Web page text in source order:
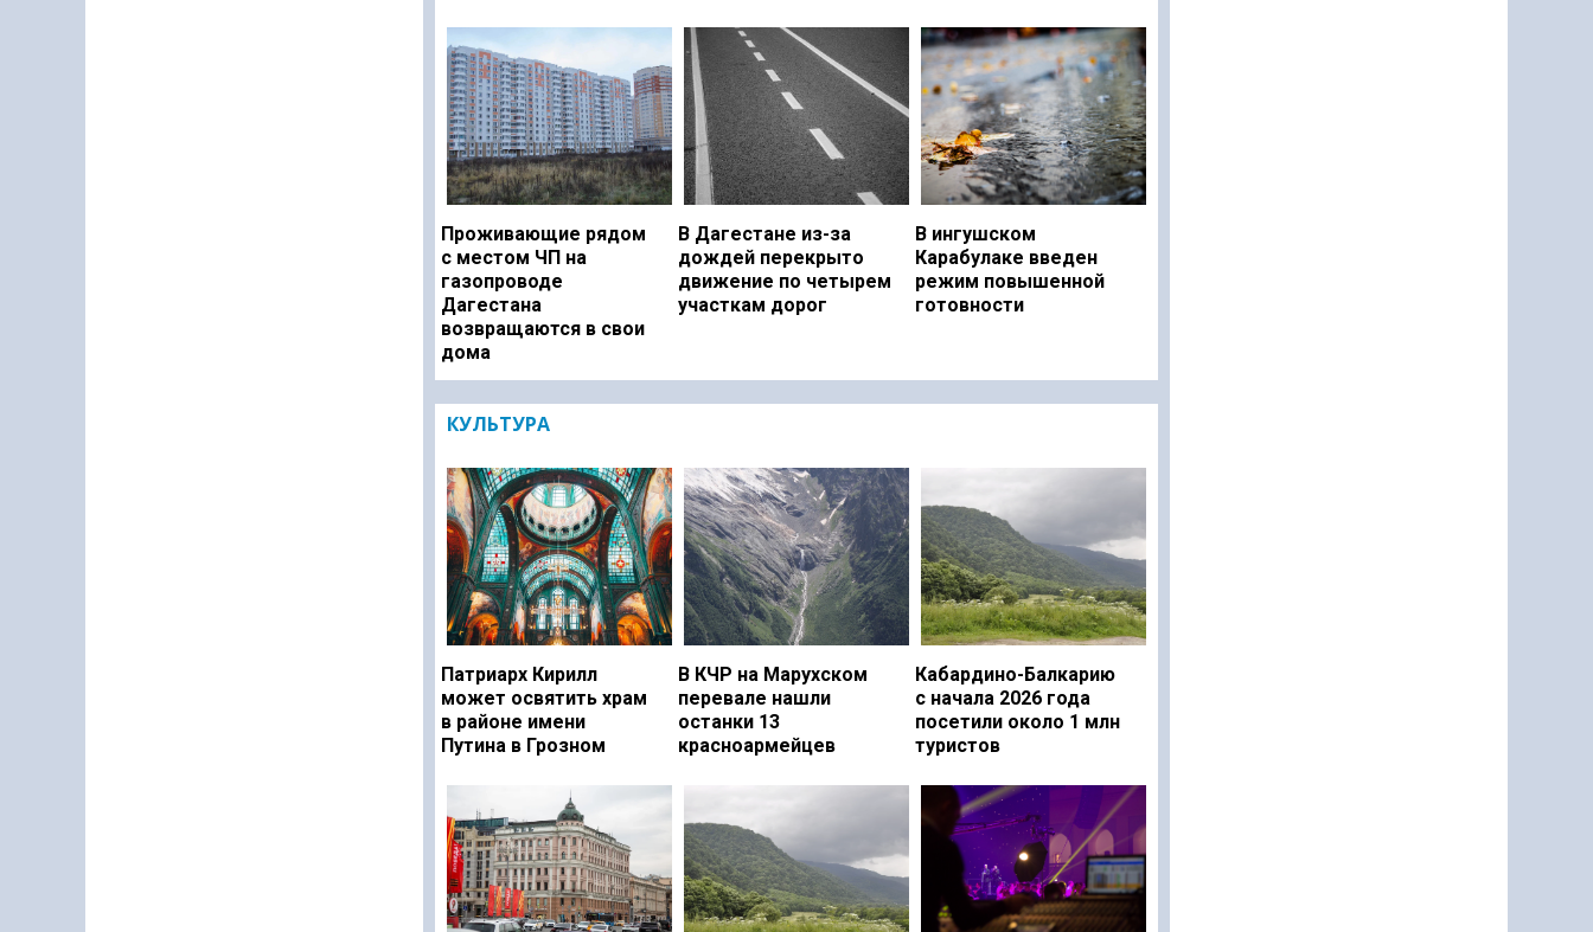
Проживающие рядом
с местом ЧП на
газопроводе
Дагестана
возвращаются в свои
дома
В Дагестане из-за
дождей перекрыто
движение по четырем
участкам дорог
В ингушском
Карабулаке введен
режим повышенной
готовности
КУЛЬТУРА
Патриарх Кирилл
может освятить храм
в районе имени
Путина в Грозном
В КЧР на Марухском
перевале нашли
останки 13
красноармейцев
Кабардино-Балкарию
с начала 2026 года
посетили около 1 млн
туристов